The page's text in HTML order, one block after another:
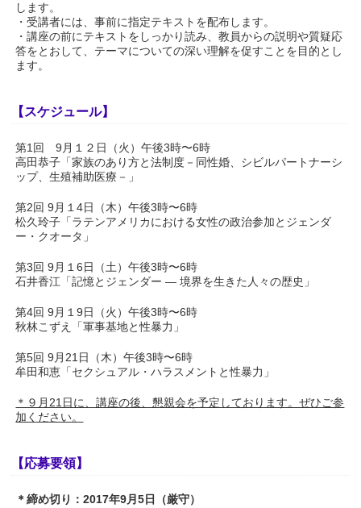
します。
・受講者には、事前に指定テキストを配布します。
・講座の前にテキストをしっかり読み、教員からの説明や質疑応
答をとおして、テーマについての深い理解を促すことを目的とし
ます。
【スケジュール】
第1回 9月１２日（火）午後3時〜6時
高田恭子「家族のあり方と法制度－同性婚、シビルパートナーシ
ップ、生殖補助医療－」
第2回 9月１4日（木）午後3時〜6時
松久玲子「ラテンアメリカにおける女性の政治参加とジェンダ
ー・クオータ」
第3回 9月１6日（土）午後3時〜6時
石井香江「記憶とジェンダー ― 境界を生きた人々の歴史」
第4回 9月１9日（火）午後3時〜6時
秋林こずえ「軍事基地と性暴力」
第5回 9月21日（木）午後3時〜6時
牟田和恵「セクシュアル・ハラスメントと性暴力」
＊９月21日に、講座の後、懇親会を予定しております。ぜひご参
加ください。
【応募要領】
＊締め切り：2017年9月5日（厳守）